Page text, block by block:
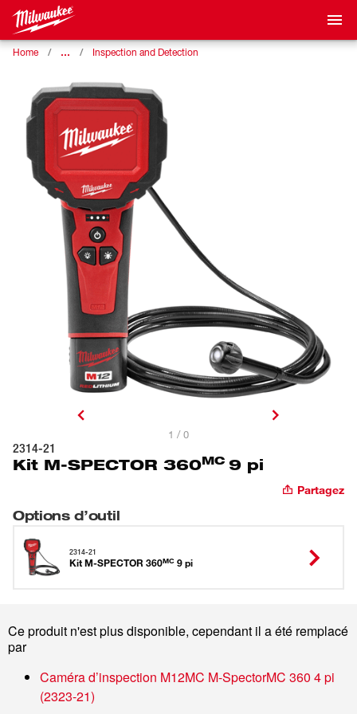
Home … Inspection and Detection
1 / 0
2314-21
Kit M-SPECTOR 360MC 9 pi
Partagez
Options d’outil
2314-21
Kit M-SPECTOR 360MC 9 pi
Ce produit n'est plus disponible, cependant il a été remplacé
par
Caméra d’inspection M12MC M-SpectorMC 360 4 pi
(2323-21)